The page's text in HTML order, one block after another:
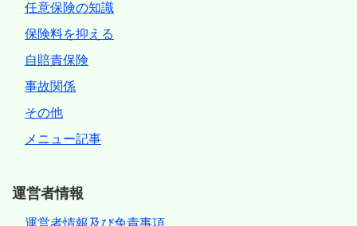
任意保険の知識
保険料を抑える
自賠責保険
事故関係
その他
メニュー記事
運営者情報
運営者情報及び免責事項